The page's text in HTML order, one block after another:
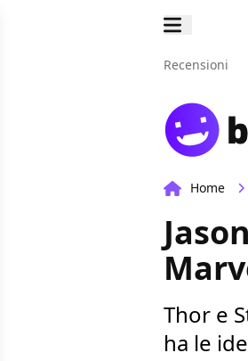
Recensioni
Home
Thor e
ha le